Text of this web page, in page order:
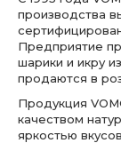
производства
Предприятие
шарики и икру
продаются в
Продукция
качеством
яркостью